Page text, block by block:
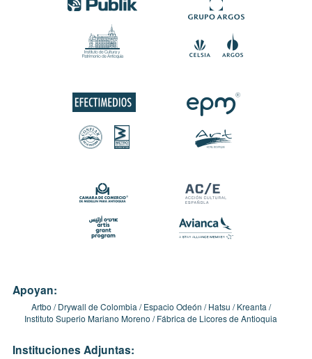
Apoyan:
Artbo Drywall de Colombia Espacio Odeón Hatsu
Kreanta
Instituto Superio Mariano Moreno
Fábrica de Licores de Antioquia
Instituciones Adjuntas: